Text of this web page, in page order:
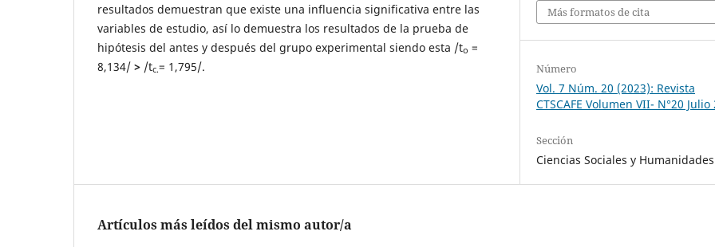
resultados demuestran que existe una influencia significativa entre las
variables de estudio, así lo demuestra los resultados de la prueba de
hipótesis del antes y después del grupo experimental siendo esta /to =
8,134/ > /tc.= 1,795/.
Más formatos de cita
Número
Vol. 7 Núm. 20 (2023): Revista
CTSCAFE Volumen VII- N°20 Julio
Sección
Ciencias Sociales y Humanidades
Artículos más leídos del mismo autor/a